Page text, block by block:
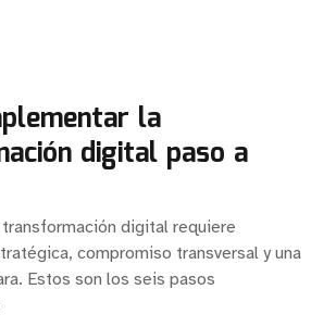
la
digital paso a
digital requiere
compromiso transversal y una
Estos son los seis pasos